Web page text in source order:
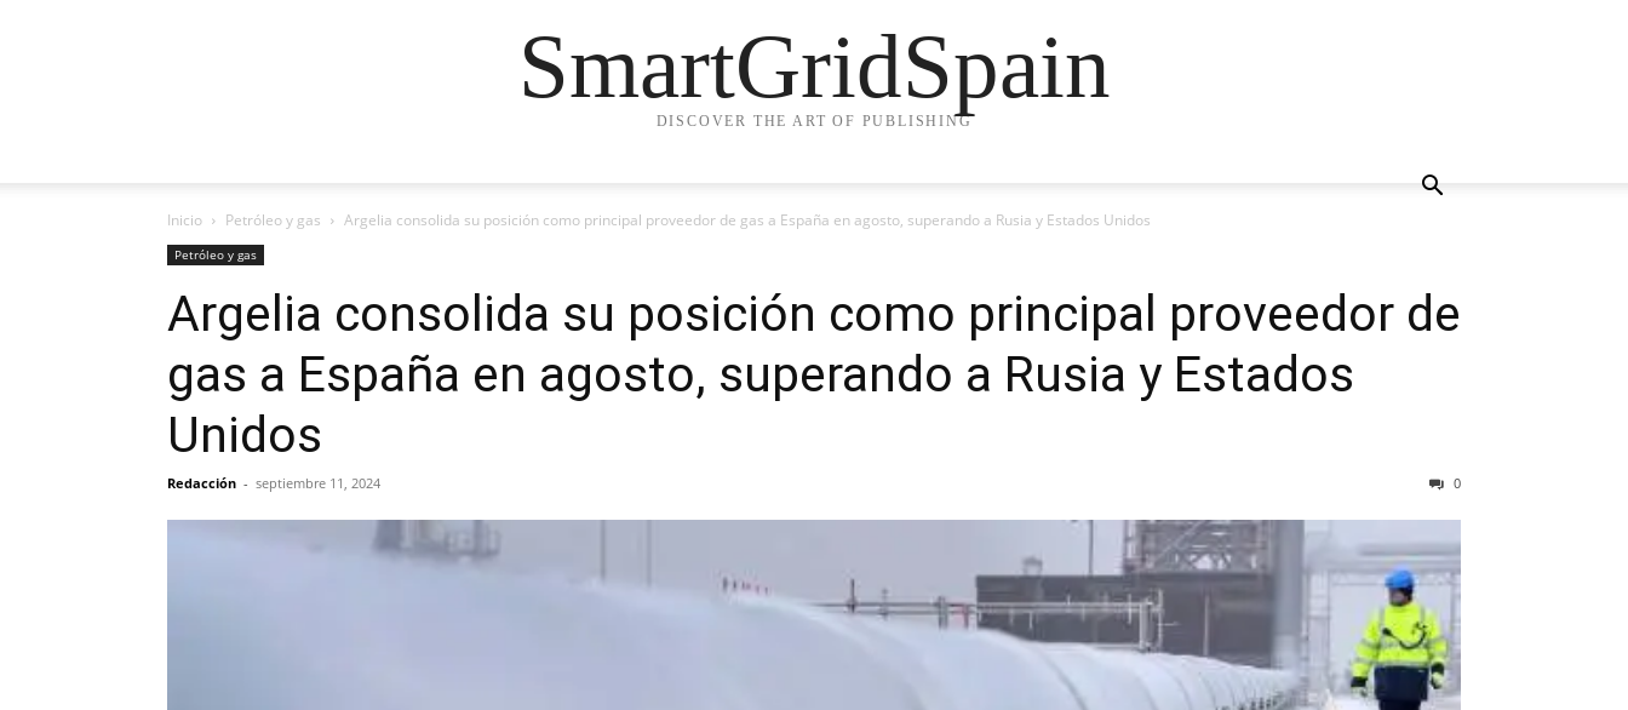
SmartGridSpain
DISCOVER THE ART OF PUBLISHING
Inicio Petróleo y gas Argelia consolida su posición como principal proveedor de gas a España en agosto, superando a Rusia y Estados Unidos
Petróleo y gas
Argelia consolida su posición como principal proveedor de
gas a España en agosto, superando a Rusia y Estados
Unidos
Redacción - septiembre 11, 2024 0